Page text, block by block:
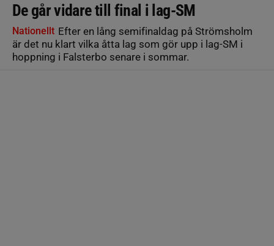
De går vidare till final i lag-SM
Nationellt Efter en lång semifinaldag på Strömsholm
är det nu klart vilka åtta lag som gör upp i lag-SM i
hoppning i Falsterbo senare i sommar.